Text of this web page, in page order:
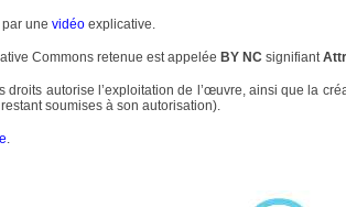
une vidéo explicative.
Commons retenue est appelée BY NC signifiant
droits autorise l’exploitation de l’œuvre, ainsi que la
soumises à son autorisation).
.